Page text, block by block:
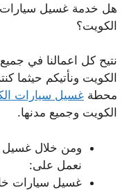
هل خدمة غسيل سيارات
الكويت؟
نتيح كل اعمالنا في
الكويت ونأتيكم حيثما
محطة غسيل سيارات
الكويت وجميع مدنها.
ومن خلال غسيل
نعمل على:
غسيل سيارات